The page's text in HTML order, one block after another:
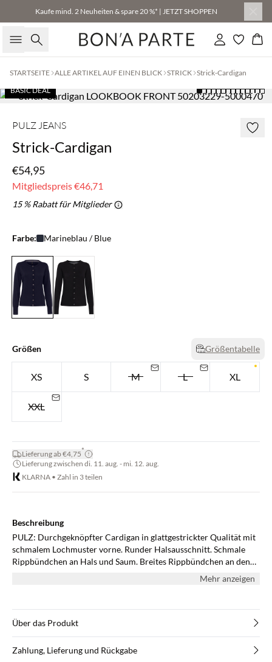
Kaufe mind. 2 Neuheiten & spare 20 %* | JETZT SHOPPEN
Suche Einloggen
STARTSEITE ALLE ARTIKEL AUF EINEN BLICK STRICK Strick-Cardigan
BASIC DEAL
PULZ JEANS
Strick-Cardigan
€54,95
Mitgliedspreis€46,71
15 % Rabatt für Mitglieder
Farbe: Marineblau / Blue
Größen Größentabelle
XS S M L XL
XXL
Lieferung ab €4,75*
Lieferung zwischen di. 11. aug. - mi. 12. aug.
KLARNA • Zahl in 3 teilen
Beschreibung
PULZ: Durchgeknöpfter Cardigan in glattgestrickter Qualität mit
schmalem Lochmuster vorne. Runder Halsausschnitt. Schmale
Rippbündchen an Hals und Saum. Breites Rippbündchen an den
langen Ärmeln. Ein herrlich warmer Pullover für kühle Abende
unifarbenen Top, einem Rock und flachen Schnürschuhen.
Mehr anzeigen
Über das Produkt
Zahlung, Lieferung und Rückgabe